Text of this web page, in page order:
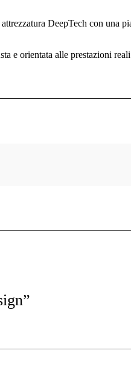
DeepTech con una
e orientata alle prestazioni